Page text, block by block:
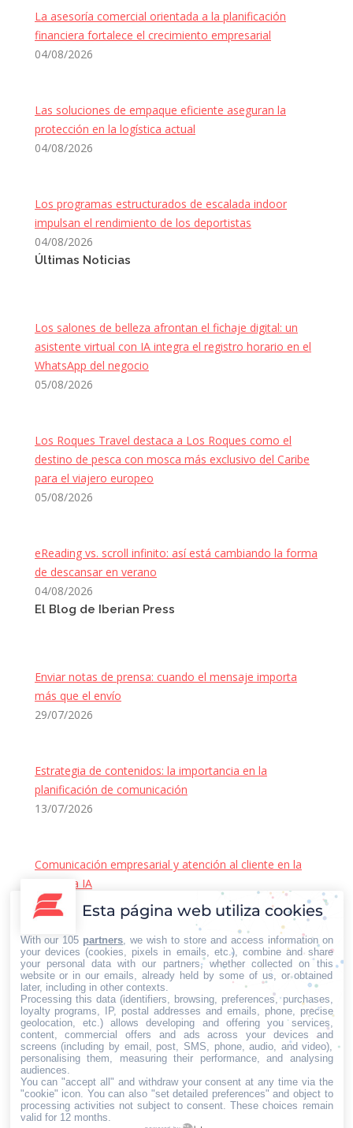
La asesoría comercial orientada a la planificación
financiera fortalece el crecimiento empresarial
04/08/2026
Las soluciones de empaque eficiente aseguran la
protección en la logística actual
04/08/2026
Los programas estructurados de escalada indoor
impulsan el rendimiento de los deportistas
04/08/2026
Últimas Noticias
Los salones de belleza afrontan el fichaje digital: un
asistente virtual con IA integra el registro horario en el
WhatsApp del negocio
05/08/2026
Los Roques Travel destaca a Los Roques como el
destino de pesca con mosca más exclusivo del Caribe
para el viajero europeo
05/08/2026
eReading vs. scroll infinito: así está cambiando la forma
de descansar en verano
04/08/2026
El Blog de Iberian Press
Enviar notas de prensa: cuando el mensaje importa
más que el envío
29/07/2026
Estrategia de contenidos: la importancia en la
planificación de comunicación
13/07/2026
Comunicación empresarial y atención al cliente en la
era de la IA
22/06/2026
Contacto Iberian Press
Principales vías de contacto:
E-mail:
info@iberianpress.es
Teléfono:
+34 911863556
Fax:
+34 911863556
Encuéntranos en:
Facebook
page
X
page
YouTube
page
Rss
Esta página web utiliza cookies
With our 105 partners , we wish to store and access information on
your devices (cookies, pixels in emails, etc.), combine and share
your personal data with our partners, whether collected on this
website or in our emails, already held by some of us, or obtained
later, including in other contexts.
Processing this data (identifiers, browsing, preferences, purchases,
loyalty programs, IP, postal addresses and emails, phone, precise
geolocation, etc.) allows developing and offering you services,
content, commercial offers and ads across your devices and
screens (including by email, post, SMS, phone, audio, and video),
personalising them, measuring their performance, and analysing
audiences.
You can "accept all" and withdraw your consent at any time via the
"cookie" icon . You can also "set detailed preferences" and object to
processing activities not subject to consent. These choices remain
valid for 12 months.